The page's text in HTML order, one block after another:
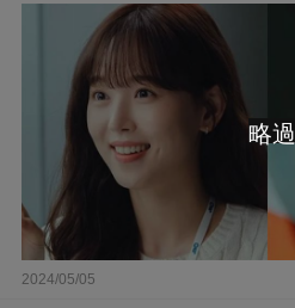
界的嘴替！
2024/05/05
略過